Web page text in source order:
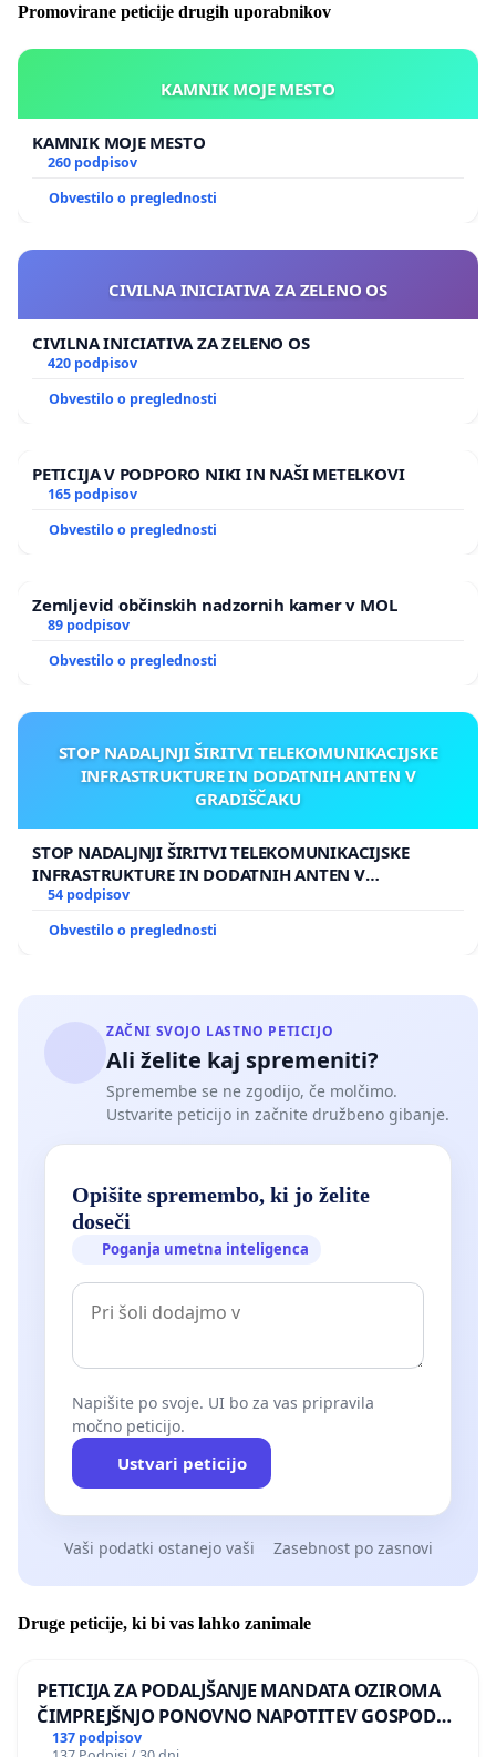
Promovirane peticije drugih uporabnikov
KAMNIK MOJE MESTO
KAMNIK MOJE MESTO
260 podpisov
Obvestilo o preglednosti
CIVILNA INICIATIVA ZA ZELENO OS
CIVILNA INICIATIVA ZA ZELENO OS
420 podpisov
Obvestilo o preglednosti
PETICIJA V PODPORO NIKI IN NAŠI METELKOVI
165 podpisov
Obvestilo o preglednosti
Zemljevid občinskih nadzornih kamer v MOL
89 podpisov
Obvestilo o preglednosti
STOP NADALJNJI ŠIRITVI TELEKOMUNIKACIJSKE
INFRASTRUKTURE IN DODATNIH ANTEN V
GRADIŠČAKU
STOP NADALJNJI ŠIRITVI TELEKOMUNIKACIJSKE
INFRASTRUKTURE IN DODATNIH ANTEN V
GRADIŠČAKU
54 podpisov
Obvestilo o preglednosti
ZAČNI SVOJO LASTNO PETICIJO
Ali želite kaj spremeniti?
Spremembe se ne zgodijo, če molčimo.
Ustvarite peticijo in začnite družbeno gibanje.
Opišite spremembo, ki jo želite
doseči
Poganja umetna inteligenca
Napišite po svoje. UI bo za vas pripravila
močno peticijo.
Ustvari peticijo
Vaši podatki ostanejo vaši Zasebnost po zasnovi
Druge peticije, ki bi vas lahko zanimale
PETICIJA ZA PODALJŠANJE MANDATA OZIROMA
ČIMPREJŠNJO PONOVNO NAPOTITEV GOSPODA
BERNARDA ŠRAJNERJA NA VELEPOSLANIŠTVO
137 podpisov